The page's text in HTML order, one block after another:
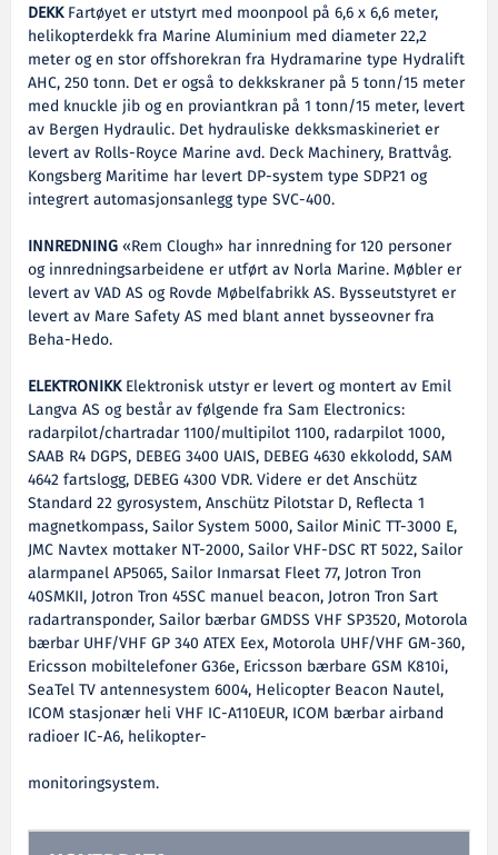
DEKKFartøyet er utstyrt med moonpool på 6,6 x 6,6 meter,
helikopterdekk fra Marine Aluminium med diameter 22,2
meter og en stor offshorekran fra Hydramarine type Hydralift
AHC, 250 tonn. Det er også to dekkskraner på 5 tonn/15 meter
med knuckle jib og en proviantkran på 1 tonn/15 meter, levert
av Bergen Hydraulic. Det hydrauliske dekksmaskineriet er
levert av Rolls-Royce Marine avd. Deck Machinery, Brattvåg.
Kongsberg Maritime har levert DP-system type SDP21 og
integrert automasjonsanlegg type SVC-400.
INNREDNING«Rem Clough» har innredning for 120 personer
og innredningsarbeidene er utført av Norla Marine. Møbler er
levert av VAD AS og Rovde Møbelfabrikk AS. Bysseutstyret er
levert av Mare Safety AS med blant annet bysseovner fra
Beha-Hedo.
ELEKTRONIKKElektronisk utstyr er levert og montert av Emil
Langva AS og består av følgende fra Sam Electronics:
radarpilot/chartradar 1100/multipilot 1100, radarpilot 1000,
SAAB R4 DGPS, DEBEG 3400 UAIS, DEBEG 4630 ekkolodd, SAM
4642 fartslogg, DEBEG 4300 VDR. Videre er det Anschütz
Standard 22 gyrosystem, Anschütz Pilotstar D, Reflecta 1
magnetkompass, Sailor System 5000, Sailor MiniC TT-3000 E,
JMC Navtex mottaker NT-2000, Sailor VHF-DSC RT 5022, Sailor
alarmpanel AP5065, Sailor Inmarsat Fleet 77, Jotron Tron
40SMKII, Jotron Tron 45SC manuel beacon, Jotron Tron Sart
radartransponder, Sailor bærbar GMDSS VHF SP3520, Motorola
bærbar UHF/VHF GP 340 ATEX Eex, Motorola UHF/VHF GM-360,
Ericsson mobiltelefoner G36e, Ericsson bærbare GSM K810i,
SeaTel TV antennesystem 6004, Helicopter Beacon Nautel,
ICOM stasjonær heli VHF IC-A110EUR, ICOM bærbar airband
radioer IC-A6, helikopter-
monitoringsystem.